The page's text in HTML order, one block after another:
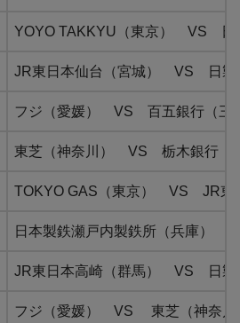
YOYO TAKKYU（東京） VS 日
JR東日本仙台（宮城） VS 日製
フジ（愛媛） VS 百五銀行（三
東芝（神奈川） VS 栃木銀行（
TOKYO GAS（東京） VS JR東
日本製鉄瀬戸内製鉄所（兵庫）
JR東日本高崎（群馬） VS 日製
フジ（愛媛） VS 東芝（神奈川